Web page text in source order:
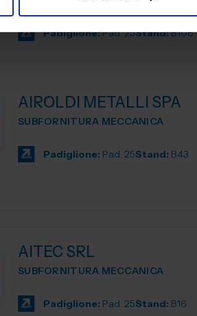
Padiglione:Pad. 25Stand:B108
AIROLDI METALLI SPA
SUBFORNITURA MECCANICA
Padiglione: Pad. 25Stand: B43
AITEC SRL
SUBFORNITURA MECCANICA
Padiglione: Pad. 25Stand: B16